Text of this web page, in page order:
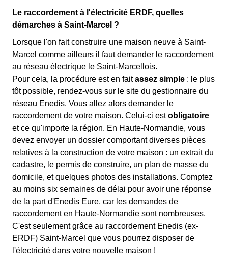
Le raccordement à l'électricité ERDF, quelles
démarches à Saint-Marcel ?
Lorsque l'on fait construire une maison neuve à Saint-
Marcel comme ailleurs il faut demander le raccordement
au réseau électrique le Saint-Marcellois.
Pour cela, la procédure est en faitassez simple : le plus
tôt possible, rendez-vous sur le site du gestionnaire du
réseau Enedis. Vous allez alors demander le
raccordement de votre maison. Celui-ci estobligatoire
et ce qu'importe la région. En Haute-Normandie, vous
devez envoyer un dossier comportant diverses pièces
relatives à la construction de votre maison : un extrait du
cadastre, le permis de construire, un plan de masse du
domicile, et quelques photos des installations. Comptez
au moins six semaines de délai pour avoir une réponse
de la part d'Enedis Eure, car les demandes de
raccordement en Haute-Normandie sont nombreuses.
C'est seulement grâce au raccordement Enedis (ex-
ERDF) Saint-Marcel que vous pourrez disposer de
l'électricité dans votre nouvelle maison !